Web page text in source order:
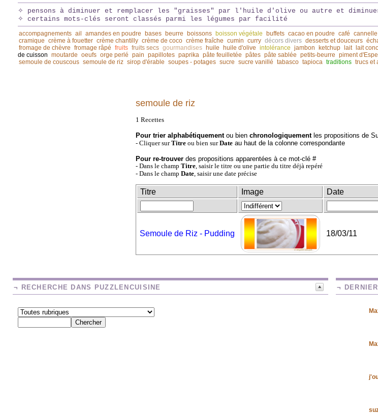
✧ pensons à diminuer et remplacer les "graisses" par l'huile d'olive ou autre et
✧ certains mots-clés seront classés parmi les légumes par facilité
accompagnements ail amandes en poudre bases beurre boissons boisson végétale buffets cacao en poudre café cannelle
cramique crème à fouetter crème chantilly crème de coco crème fraîche cumin curry décors divers desserts et douceurs
fromage de chèvre fromage râpé fruits fruits secs gourmandises huile huile d'olive intolérance jambon ketchup lait lait
de cuisson moutarde oeufs orge perlé pain papillotes paprika pâte feuilletée pâtes pâte sablée petits-beurre piment
semoule de couscous semoule de riz sirop d'érable soupes - potages sucre sucre vanillé tabasco tapioca traditions trucs et
semoule de riz
1 Recettes
Pour trier alphabétiquementou bien chronologiquementles propositions de
- Cliquer surTitre ou bien surDate au haut de la colonne correspondante
Pour re-trouver des propositions apparentées à ce mot-clé #
- Dans le champ Titre, saisir le titre ou une partie du titre déjà repéré
- Dans le champ Date, saisir une date précise
Titre Image Date
Semoule de Riz - Pudding 18/03/11
¬ RECHERCHE DANS PUZZLENCUISINE ¬